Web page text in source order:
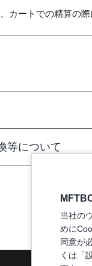
カートでの精算の
等について
当社の
めに
同意が
くは「